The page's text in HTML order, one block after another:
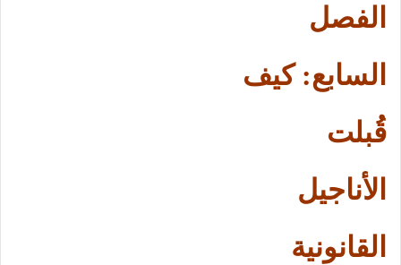
الفصل
السابع: كيف
قُبلت
الأناجيل
القانونية